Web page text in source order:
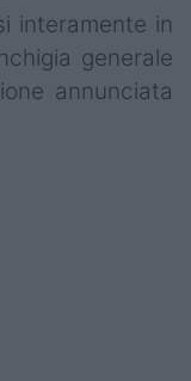
interamente in
generale
annunciata